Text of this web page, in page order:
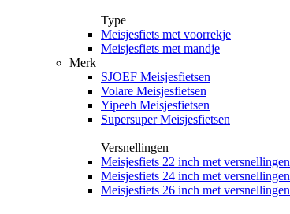
Type
Meisjesfiets met voorrekje
Meisjesfiets met mandje
Merk
SJOEF Meisjesfietsen
Volare Meisjesfietsen
Yipeeh Meisjesfietsen
Supersuper Meisjesfietsen
Versnellingen
Meisjesfiets 22 inch met versnellingen
Meisjesfiets 24 inch met versnellingen
Meisjesfiets 26 inch met versnellingen